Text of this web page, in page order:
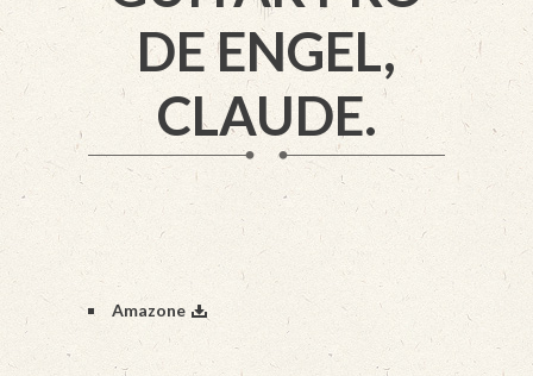
DE ENGEL,
CLAUDE.
Amazone